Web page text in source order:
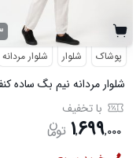
پوشاک شلوار شلوار مردانه
شلوار مردانه نیم بگ ساده
سفید مدل 50997
با تخفیف
۱,۶۹۹,۰۰۰